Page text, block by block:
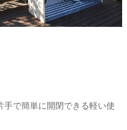
手で簡単に開閉できる軽い使